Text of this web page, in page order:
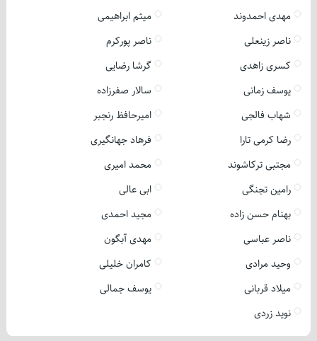
مهدی احمدوند
میثم ابراهیمی
ناصر زینعلی
ناصر پورکرم
کسری زاهدی
گرشا رضایی
یوسف زمانی
سالار صفرزاده
شهاب فالجی
امیرحافظ رنجبر
رضا کرمی تارا
فرهاد جهانگیری
مجتبی ترکاشوند
محمد امیری
رامین تجنگی
ابی عالی
بهنام حسن زاده
مجید احمدی
ناصر عباسی
مهدی آبگون
وحید مرادی
کامران خلیلی
میلاد قربانی
یوسف جمالی
نوید زردی